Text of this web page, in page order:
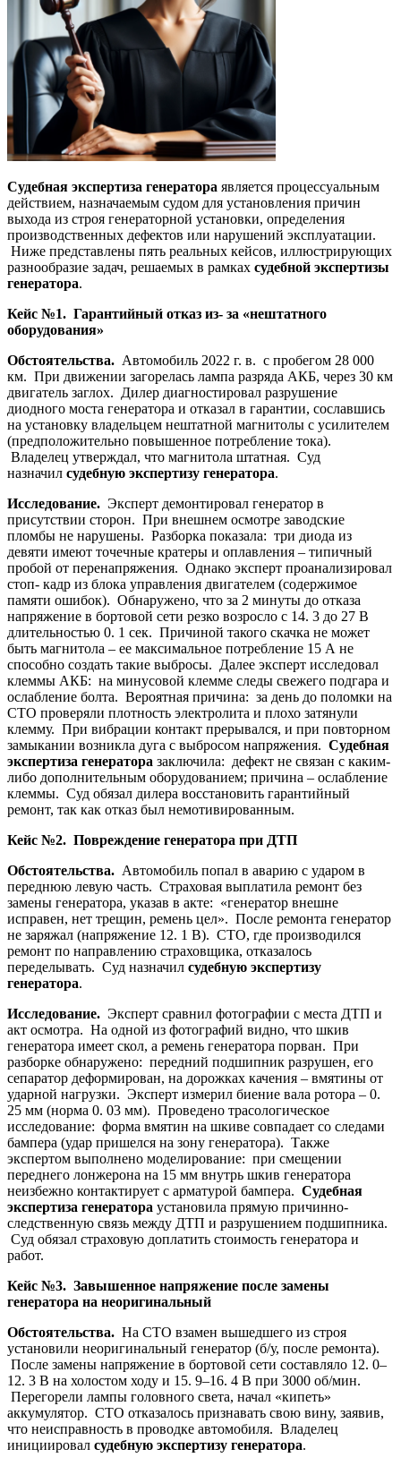
Судебная экспертиза генератора является процессуальным
действием, назначаемым судом для установления причин
выхода из строя генераторной установки, определения
производственных дефектов или нарушений эксплуатации.
Ниже представлены пять реальных кейсов, иллюстрирующих
разнообразие задач, решаемых в рамках судебной экспертизы
генератора.
Кейс №1. Гарантийный отказ из- за «нештатного
оборудования»
Обстоятельства. Автомобиль 2022 г. в. с пробегом 28 000
км. При движении загорелась лампа разряда АКБ, через 30 км
двигатель заглох. Дилер диагностировал разрушение
диодного моста генератора и отказал в гарантии, сославшись
на установку владельцем нештатной магнитолы с усилителем
(предположительно повышенное потребление тока).
Владелец утверждал, что магнитола штатная. Суд
назначил судебную экспертизу генератора.
Исследование. Эксперт демонтировал генератор в
присутствии сторон. При внешнем осмотре заводские
пломбы не нарушены. Разборка показала: три диода из
девяти имеют точечные кратеры и оплавления – типичный
пробой от перенапряжения. Однако эксперт проанализировал
стоп- кадр из блока управления двигателем (содержимое
памяти ошибок). Обнаружено, что за 2 минуты до отказа
напряжение в бортовой сети резко возросло с 14. 3 до 27 В
длительностью 0. 1 сек. Причиной такого скачка не может
быть магнитола – ее максимальное потребление 15 А не
способно создать такие выбросы. Далее эксперт исследовал
клеммы АКБ: на минусовой клемме следы свежего подгара и
ослабление болта. Вероятная причина: за день до поломки на
СТО проверяли плотность электролита и плохо затянули
клемму. При вибрации контакт прерывался, и при повторном
замыкании возникла дуга с выбросом напряжения. Судебная
экспертиза генератора заключила: дефект не связан с каким-
либо дополнительным оборудованием; причина – ослабление
клеммы. Суд обязал дилера восстановить гарантийный
ремонт, так как отказ был немотивированным.
Кейс №2. Повреждение генератора при ДТП
Обстоятельства. Автомобиль попал в аварию с ударом в
переднюю левую часть. Страховая выплатила ремонт без
замены генератора, указав в акте: «генератор внешне
исправен, нет трещин, ремень цел». После ремонта генератор
не заряжал (напряжение 12. 1 В). СТО, где производился
ремонт по направлению страховщика, отказалось
переделывать. Суд назначил судебную экспертизу
генератора.
Исследование. Эксперт сравнил фотографии с места ДТП и
акт осмотра. На одной из фотографий видно, что шкив
генератора имеет скол, а ремень генератора порван. При
разборке обнаружено: передний подшипник разрушен, его
сепаратор деформирован, на дорожках качения – вмятины от
ударной нагрузки. Эксперт измерил биение вала ротора – 0.
25 мм (норма 0. 03 мм). Проведено трасологическое
исследование: форма вмятин на шкиве совпадает со следами
бампера (удар пришелся на зону генератора). Также
экспертом выполнено моделирование: при смещении
переднего лонжерона на 15 мм внутрь шкив генератора
неизбежно контактирует с арматурой бампера. Судебная
экспертиза генератора установила прямую причинно-
следственную связь между ДТП и разрушением подшипника.
Суд обязал страховую доплатить стоимость генератора и
работ.
Кейс №3. Завышенное напряжение после замены
генератора на неоригинальный
Обстоятельства. На СТО взамен вышедшего из строя
установили неоригинальный генератор (б/у, после ремонта).
После замены напряжение в бортовой сети составляло 12. 0–
12. 3 В на холостом ходу и 15. 9–16. 4 В при 3000 об/мин.
Перегорели лампы головного света, начал «кипеть»
аккумулятор. СТО отказалось признавать свою вину, заявив,
что неисправность в проводке автомобиля. Владелец
инициировал судебную экспертизу генератора.